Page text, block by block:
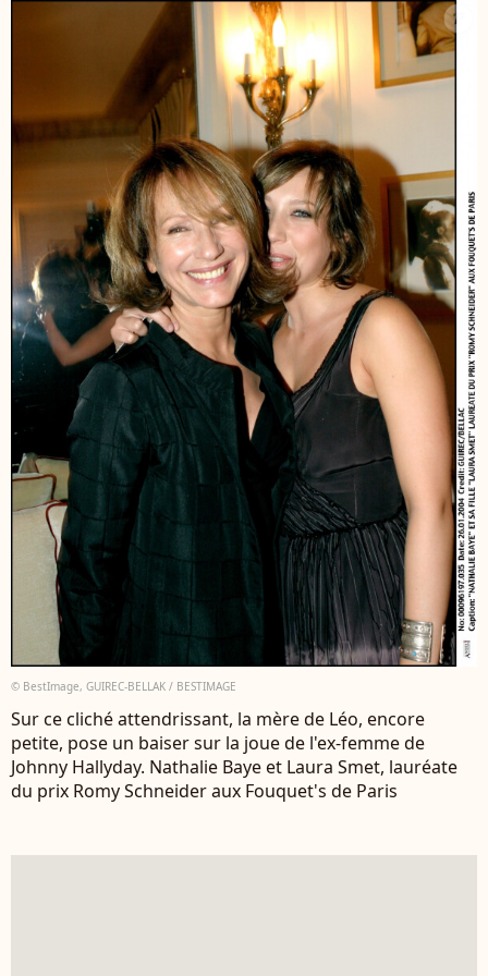
© BestImage, GUIREC-BELLAK / BESTIMAGE
Sur ce cliché attendrissant, la mère de Léo, encore
petite, pose un baiser sur la joue de l'ex-femme de
Johnny Hallyday. Nathalie Baye et Laura Smet, lauréate
du prix Romy Schneider aux Fouquet's de Paris